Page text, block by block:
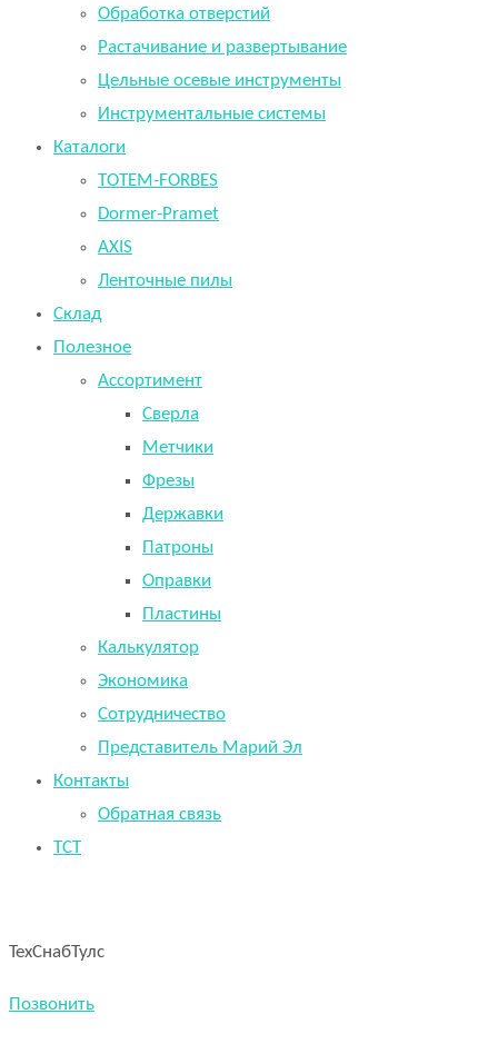
Обработка отверстий
Растачивание и развертывание
Цельные осевые инструменты
Инструментальные системы
Каталоги
TOTEM-FORBES
Dormer-Pramet
AXIS
Ленточные пилы
Склад
Полезное
Ассортимент
Сверла
Метчики
Фрезы
Державки
Патроны
Оправки
Пластины
Калькулятор
Экономика
Сотрудничество
Представитель Марий Эл
Контакты
Обратная связь
TCT
ТехСнабТулс
Позвонить